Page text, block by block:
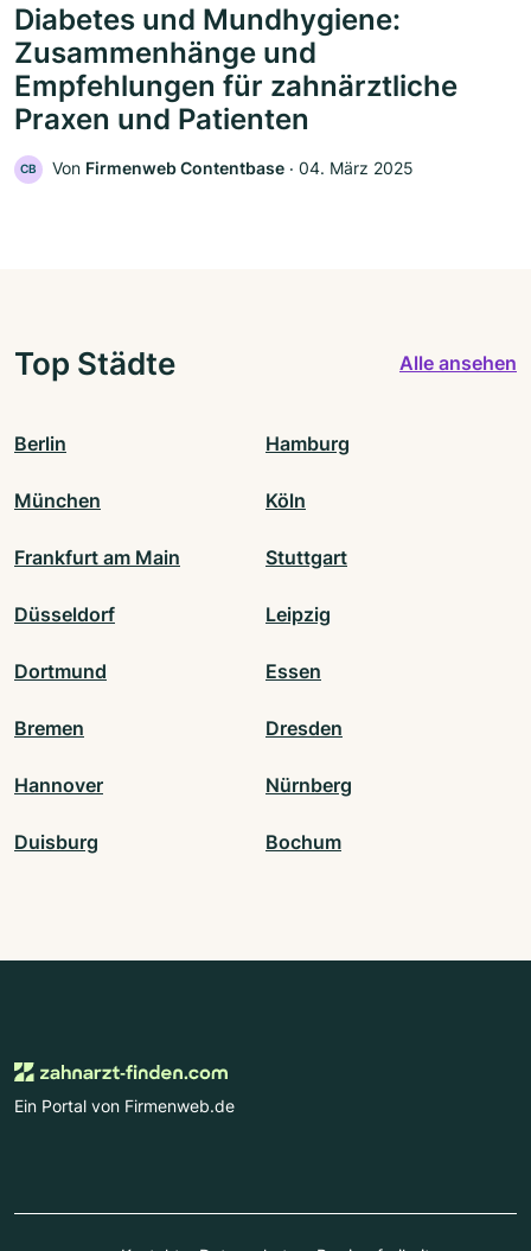
Diabetes und Mundhygiene:
Zusammenhänge und
Empfehlungen für zahnärztliche
Praxen und Patienten
CB Von Firmenweb Contentbase ‧ 04. März 2025
Top Städte Alle ansehen
Berlin Hamburg
München Köln
Frankfurt am Main Stuttgart
Düsseldorf Leipzig
Dortmund Essen
Bremen Dresden
Hannover Nürnberg
Duisburg Bochum
Ein Portal von Firmenweb.de